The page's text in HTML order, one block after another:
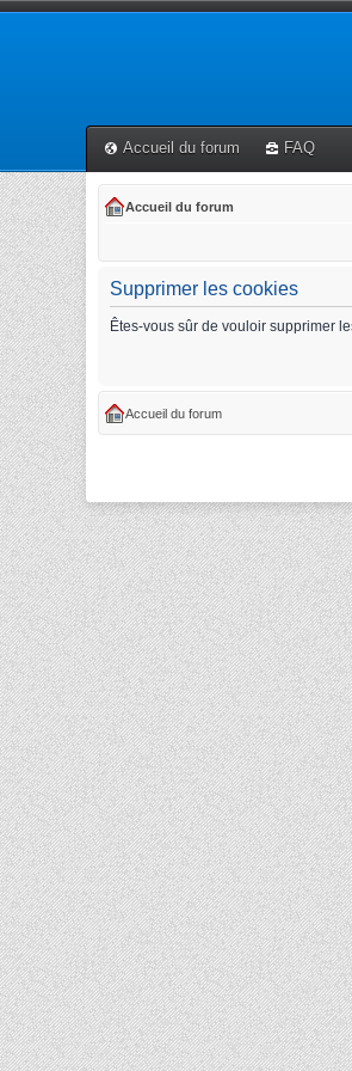
Accueil du forum FAQ
Accueil du forum
Supprimer les cookies
Êtes-vous sûr de vouloir supprimer
Accueil du forum